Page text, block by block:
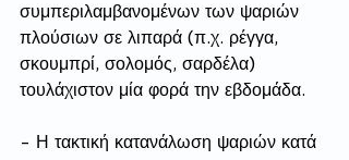
συμπεριλαμβανομένων των ψαριών
πλούσιων σε λιπαρά (π.χ. ρέγγα,
σκουμπρί, σολομός, σαρδέλα)
τουλάχιστον μία φορά την εβδομάδα.
- Η τακτική κατανάλωση ψαριών κατά